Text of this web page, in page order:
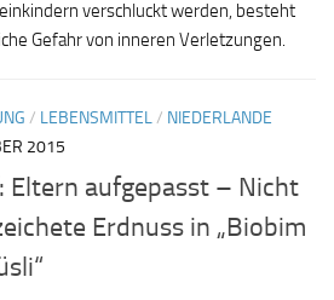
verschluckt werden, besteht
Gefahr von inneren Verletzungen.
/ LEBENSMITTEL/ NIEDERLANDE
2015
Eltern aufgepasst – Nicht
Erdnuss in „Biobim